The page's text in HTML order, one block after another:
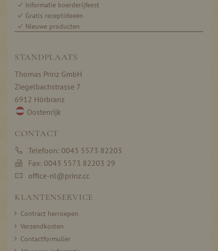
Informatie boerderijfeest
Gratis receptideeën
Nieuwe producten
STANDPLAATS
Thomas Prinz GmbH
Ziegelbachstrasse 7
6912 Hörbranz
Oostenrijk
CONTACT
Telefoon: 0043 5573 82203
Fax: 0043 5573 82203 29
office-nl@prinz.cc
KLANTENSERVICE
Contract herroepen
Verzendkosten
Contactformulier